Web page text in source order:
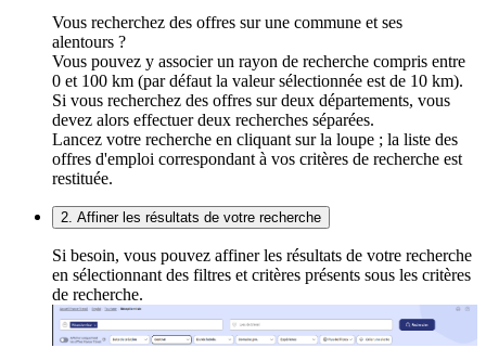
Vous recherchez des offres sur une commune et ses
alentours ?
Vous pouvez y associer un rayon de recherche compris entre
0 et 100 km (par défaut la valeur sélectionnée est de 10 km).
Si vous recherchez des offres sur deux départements, vous
devez alors effectuer deux recherches séparées.
Lancez votre recherche en cliquant sur la loupe ; la liste des
offres d'emploi correspondant à vos critères de recherche est
restituée.
2. Affiner les résultats de votre recherche
Si besoin, vous pouvez affiner les résultats de votre recherche
en sélectionnant des filtres et critères présents sous les critères
de recherche.